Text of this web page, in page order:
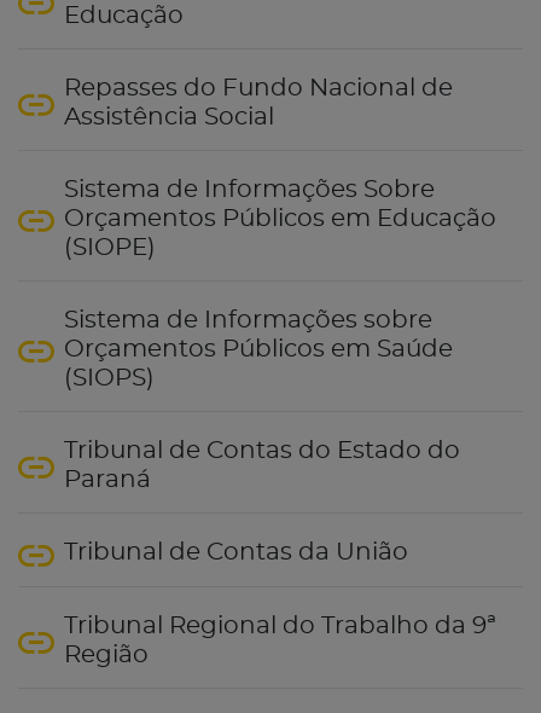
Educação
Repasses do Fundo Nacional de
Assistência Social
Sistema de Informações Sobre
Orçamentos Públicos em Educação
(SIOPE)
Sistema de Informações sobre
Orçamentos Públicos em Saúde
(SIOPS)
Tribunal de Contas do Estado do
Paraná
Tribunal de Contas da União
Tribunal Regional do Trabalho da 9ª
Região